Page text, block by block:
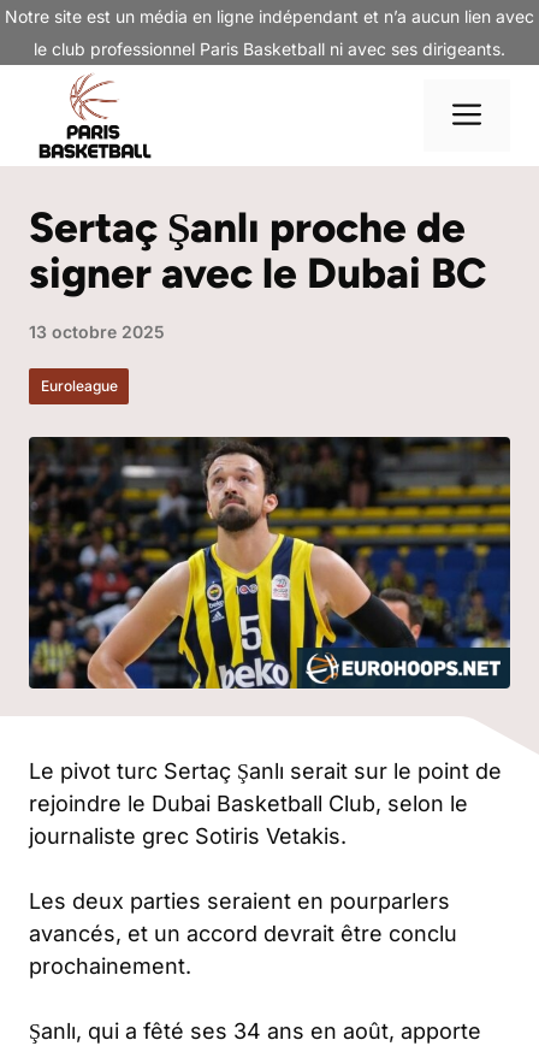
Aller
contenu
Notre site est un média en ligne indépendant et n’a aucun lien avec
le club professionnel Paris Basketball ni avec ses dirigeants.
Sertaç Şanlı proche de
signer avec le Dubai BC
13 octobre 2025
Euroleague
Le pivot turc Sertaç Şanlı serait sur le point de
rejoindre le Dubai Basketball Club, selon le
journaliste grec Sotiris Vetakis.
Les deux parties seraient en pourparlers
avancés, et un accord devrait être conclu
prochainement.
Şanlı, qui a fêté ses 34 ans en août, apporte